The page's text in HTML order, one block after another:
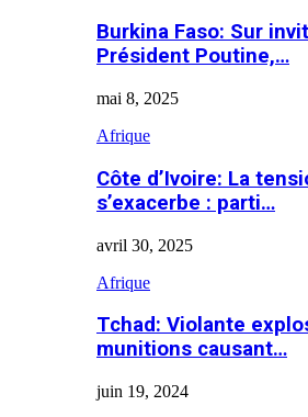
Burkina Faso: Sur
Président Poutine,…
mai 8, 2025
Afrique
Côte d’Ivoire: La
s’exacerbe : parti…
avril 30, 2025
Afrique
Tchad: Violante
munitions causant…
juin 19, 2024